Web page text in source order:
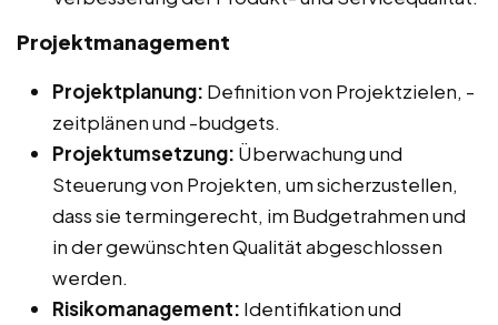
Projektmanagement
Projektplanung: Definition von Projektzielen, -
zeitplänen und -budgets.
Projektumsetzung: Überwachung und
Steuerung von Projekten, um sicherzustellen,
dass sie termingerecht, im Budgetrahmen und
in der gewünschten Qualität abgeschlossen
werden.
Risikomanagement: Identifikation und